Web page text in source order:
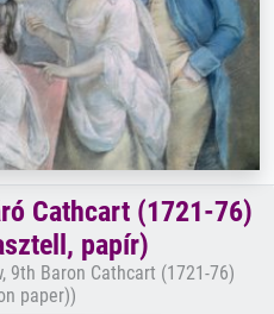
Cathcart (1721-76)
papír)
9th Baron Cathcart (1721-76)
paper))